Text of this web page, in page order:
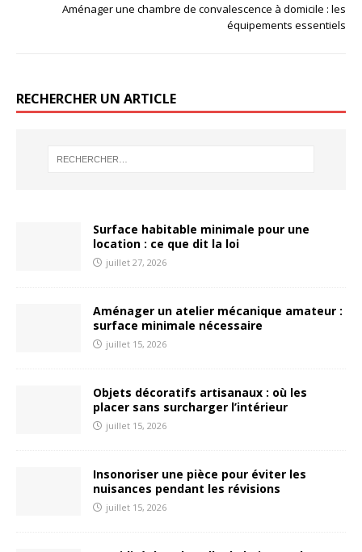
Aménager une chambre de convalescence à domicile : les
équipements essentiels
RECHERCHER UN ARTICLE
Surface habitable minimale pour une
location : ce que dit la loi
juillet 27, 2026
Aménager un atelier mécanique amateur :
surface minimale nécessaire
juillet 15, 2026
Objets décoratifs artisanaux : où les
placer sans surcharger l’intérieur
juillet 15, 2026
Insonoriser une pièce pour éviter les
nuisances pendant les révisions
juillet 15, 2026